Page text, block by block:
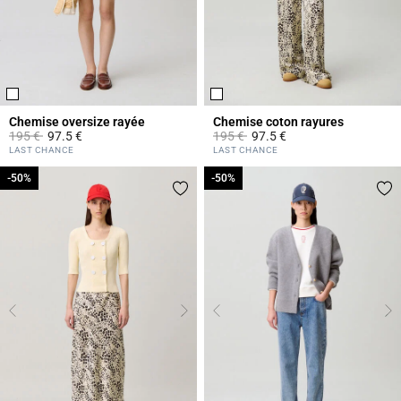
Chemise oversize rayée
Prix réduit à partir de
195 €à97.5 €
4,2 out of 5 Customer Rating
LAST CHANCE
Chemise coton rayures
Prix réduit à partir de
195 €à97.5 €
4,9 out of 5 Customer Rating
LAST CHANCE
-50%
-50% -50%
-50%